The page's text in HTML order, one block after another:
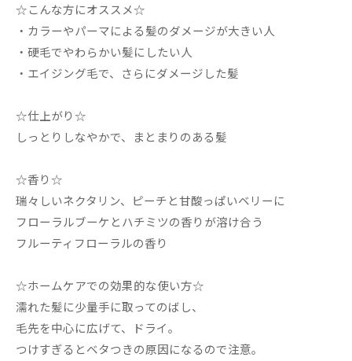
☆こんな方にオススメ☆
・カラーやパーマによる髪のダメージが大きい人
・硬毛でやわらかい髪にしたい人
・エイジング毛で、さらにダメージした髪
☆仕上がり☆
しっとりしなやかで、まとまりのある髪
☆香り☆
瑞々しいネクタリン、ピーチと甘酸っぱいベリーに
フローラルブーケとハチミツの香りが溶け合う
フルーティフローラルの香り
☆ホームケアでの効果的な使い方☆
濡れた髪に少量手に取ってのばし、
毛先を中心に広げて、ドライ。
つけすぎるとベタつきの原因になるので注意。